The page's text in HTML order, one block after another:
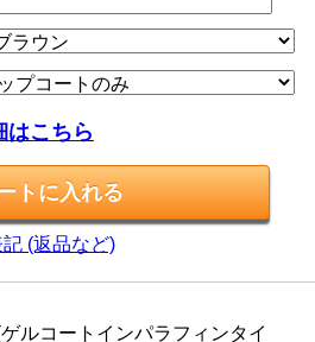
はこちら
(返品など)
ルコートインパラフィンタイ